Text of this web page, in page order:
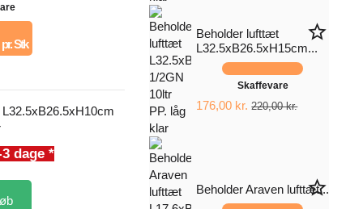
pr. Stk
dage *
Beholder lufttæt
L32.5xB26.5xH15cm...
star_border
Skaffevare
176,00 kr. 220,00 kr.
Beholder Araven lufttæt...
star_border